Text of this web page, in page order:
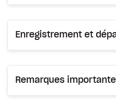
Enregistrement et
Remarques